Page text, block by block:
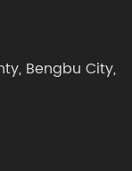
Bengbu City,